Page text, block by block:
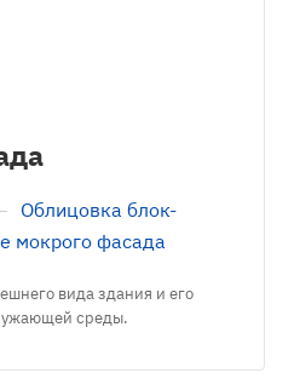
Облицовка блок-
мокрого фасада
вида здания и его
среды.